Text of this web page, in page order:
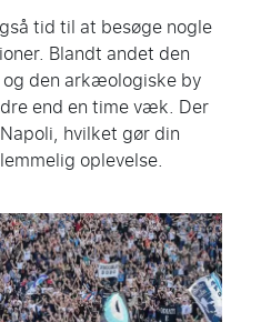
tid til at besøge nogle
Blandt andet den
den arkæologiske by
end en time væk. Der
hvilket gør din
oplevelse.